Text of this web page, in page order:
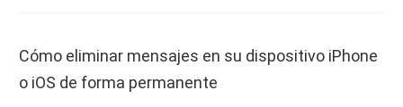
Cómo eliminar mensajes en su dispositivo iPhone
o iOS de forma permanente